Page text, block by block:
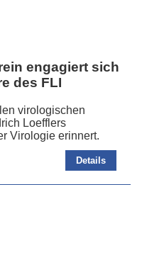
engagiert sich
des FLI
virologischen
Loefflers
Virologie erinnert.
Details